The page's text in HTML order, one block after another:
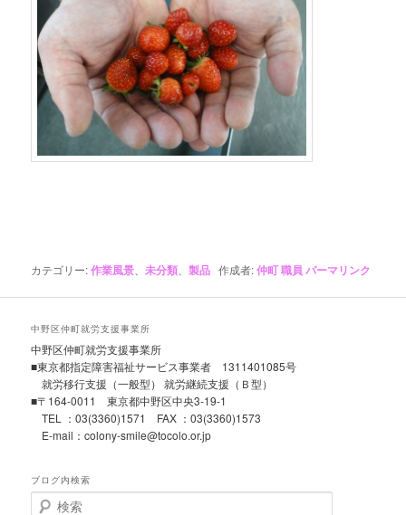
カテゴリー:作業風景 、未分類 、製品 作成者:仲町 職員 パーマリンク
中野区仲町就労支援事業所
中野区仲町就労支援事業所
■東京都指定障害福祉サービス事業者 1311401085号
就労移行支援（一般型） 就労継続支援（Ｂ型）
■〒164-0011 東京都中野区中央3-19-1
TEL ：03(3360)1571 FAX ：03(3360)1573
E-mail：colony-smile@tocolo.or.jp
ブログ内検索
検